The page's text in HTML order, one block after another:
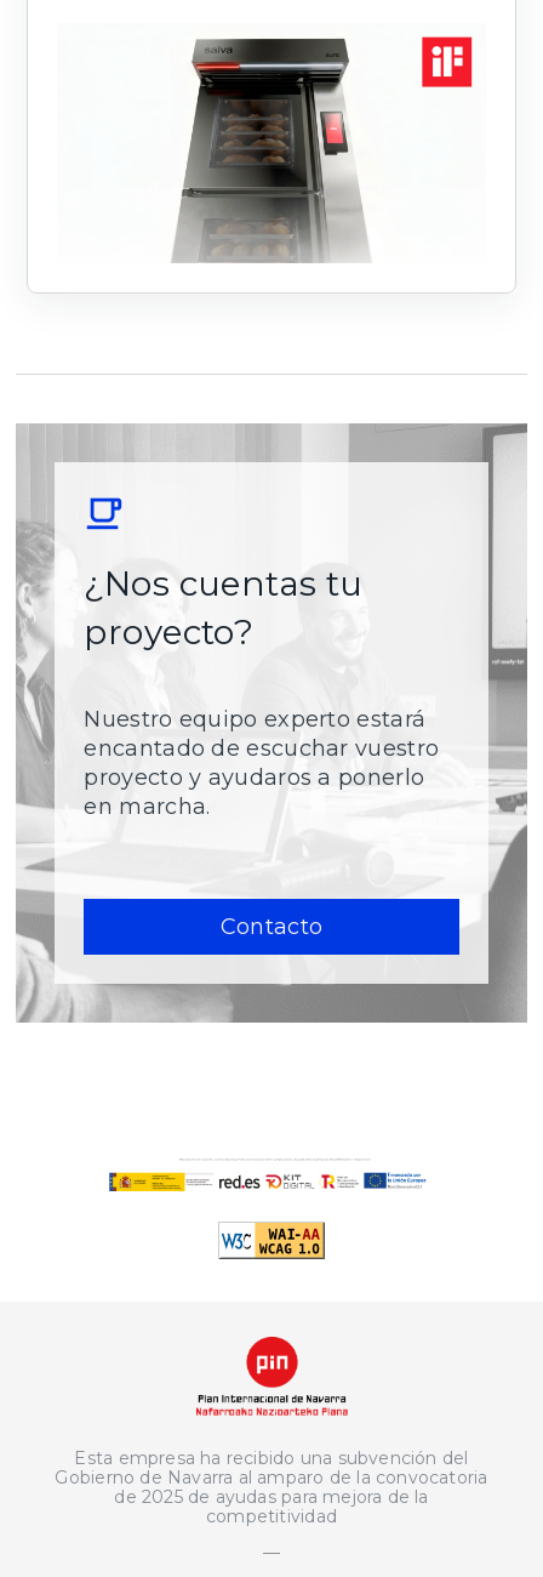
¿Nos cuentas tu
proyecto?
Nuestro equipo experto estará
encantado de escuchar vuestro
proyecto y ayudaros a ponerlo
en marcha.
Contacto
Esta empresa ha recibido una subvención del
Gobierno de Navarra al amparo de la convocatoria
de 2025 de ayudas para mejora de la
competitividad
—